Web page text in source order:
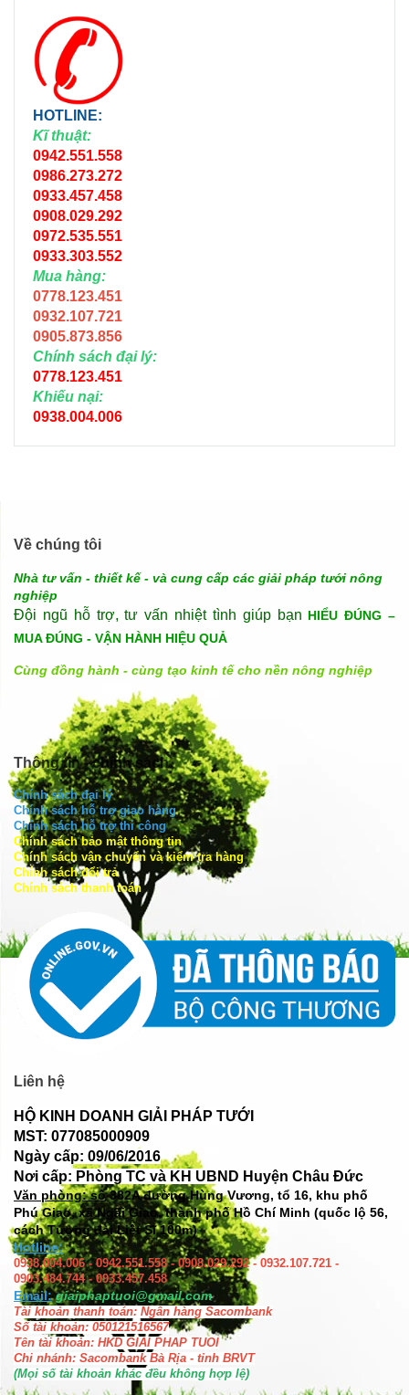
Về chúng tôi
Nhà tư vấn - thiết kế - và cung cấp các giải pháp tưới nông
nghiệp
Đội ngũ hỗ trợ, tư vấn nhiệt tình giúp bạn HIỂU ĐÚNG –
MUA ĐÚNG - VẬN HÀNH HIỆU QUẢ
Cùng đồng hành - cùng tạo kinh tế cho nền nông nghiệp
Thông tin - chính sách
Chính sách đại lý
Chính sách hỗ trợ giao hàng
Chính sách hỗ trợ thi công
Chính sách bảo mật thông tin
Chính sách vận chuyển và kiểm tra hàng
Chính sách đổi trả
Chính sách thanh toán
Liên hệ
HỘ KINH DOANH GIẢI PHÁP TƯỚI
MST: 077085000909
Ngày cấp: 09/06/2016
Nơi cấp: Phòng TC và KH UBND Huyện Châu Đức
Văn phòng: số382A đường Hùng Vương, tổ 16, khu phố
Phú Giao, xã Ngãi Giao, thành phố Hồ Chí Minh (quốc lộ 56,
cách Tượng đài Liệt Sĩ 100m)
Hotline:
0938.004.006 - 0942.551.558 - 0908.029.292 - 0932.107.721 -
0903.484.744 - 0933.457.458
Email: giaiphaptuoi@gmail.com
Tài khoản thanh toán: Ngân hàng Sacombank
Số tài khoản: 050121516567
Tên tài khoản: HKD GIAI PHAP TUOI
Chi nhánh: Sacombank Bà Rịa - tỉnh BRVT
(Mọi số tài khoản khác đều không hợp lệ)
HOTLINE:
Kĩ thuật:
0942.551.558
0986.273.272
0933.457.458
0908.029.292
0972.535.551
0933.303.552
Mua hàng:
0778.123.451
0932.107.721
0905.873.856
Chính sách đại lý:
0778.123.451
Khiếu nại:
0938.004.006